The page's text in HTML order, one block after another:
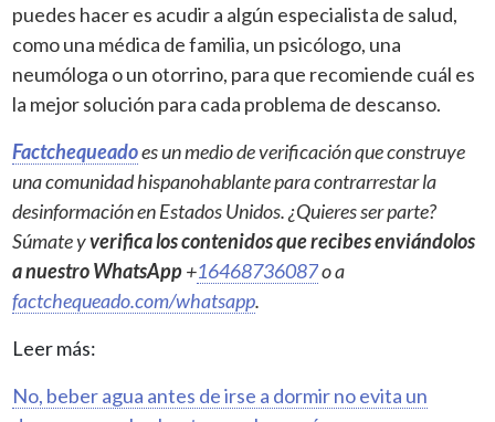
puedes hacer es acudir a algún especialista de salud,
como una médica de familia, un psicólogo, una
neumóloga o un otorrino, para que recomiende cuál es
la mejor solución para cada problema de descanso.
Factchequeadoes un medio de verificación que construye
una comunidad hispanohablante para contrarrestar la
desinformación en Estados Unidos. ¿Quieres ser parte?
Súmate yverifica los contenidos que recibes enviándolos
a nuestro WhatsApp+16468736087o a
factchequeado.com/whatsapp.
Leer más:
No, beber agua antes de irse a dormir no evita un